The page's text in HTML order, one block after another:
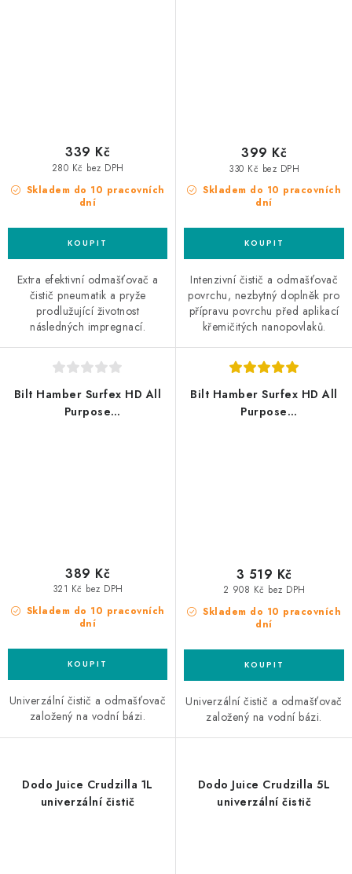
Skladem do 10 pracovních
dní
280 Kč bez DPH
339 Kč
Extra efektivní odmašťovač a
čistič pneumatik a pryže
prodlužující životnost
následných impregnací.
Skladem do 10 pracovních
dní
330 Kč bez DPH
399 Kč
Intenzivní čistič a odmašťovač
povrchu, nezbytný doplněk pro
přípravu povrchu před aplikací
křemičitých nanopovlaků.
Bilt Hamber Surfex HD All
Purpose
Skladem do 10 pracovních
dní
321 Kč bez DPH
389 Kč
Univerzální čistič a odmašťovač
založený na vodní bázi.
Bilt Hamber Surfex HD All
Purpose
Skladem do 10 pracovních
dní
2 908 Kč bez DPH
3 519 Kč
Univerzální čistič a odmašťovač
založený na vodní bázi.
Dodo Juice Crudzilla 1L
univerzální čistič
Dodo Juice Crudzilla 5L
univerzální čistič